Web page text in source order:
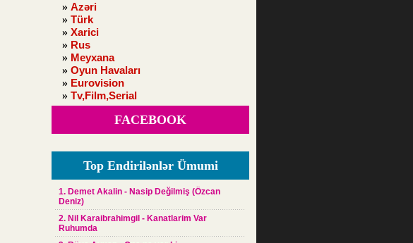
» Azəri
» Türk
» Xarici
» Rus
» Meyxana
» Oyun Havaları
» Eurovision
» Tv,Film,Serial
FACEBOOK
Top Endirilənlər Ümumi
1. Demet Akalin - Nasip Değilmiş (Özcan
Deniz)
2. Nil Karaibrahimgil - Kanatlarim Var
Ruhumda